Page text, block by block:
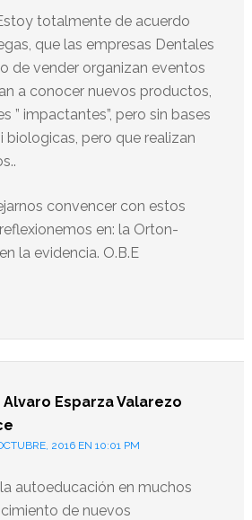
totalmente de acuerdo
que las empresas Dentales
de vender organizan eventos
a conocer nuevos productos,
” impactantes”, pero sin bases
biologicas, pero que realizan
convencer con estos
en: la Orton-
la evidencia. O.B.E
Alvaro Esparza Valarezo
2016 EN 10:01 PM
autoeducación en muchos
de nuevos